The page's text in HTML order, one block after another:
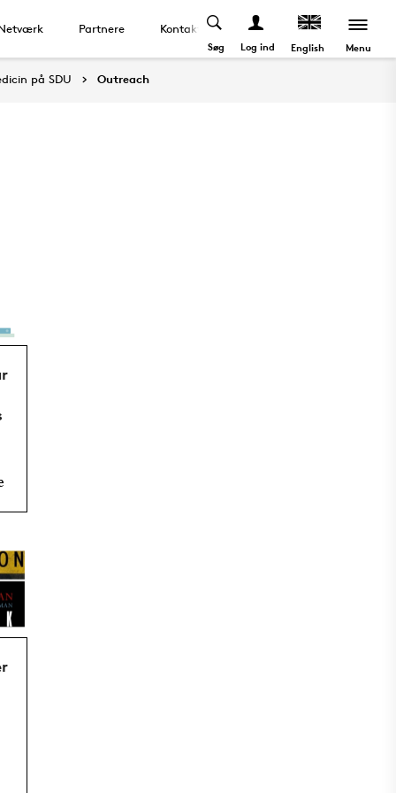
Partnere Kontakt
Søg Log ind English Menu
på SDU Outreach